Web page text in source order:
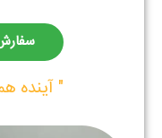
" آینده